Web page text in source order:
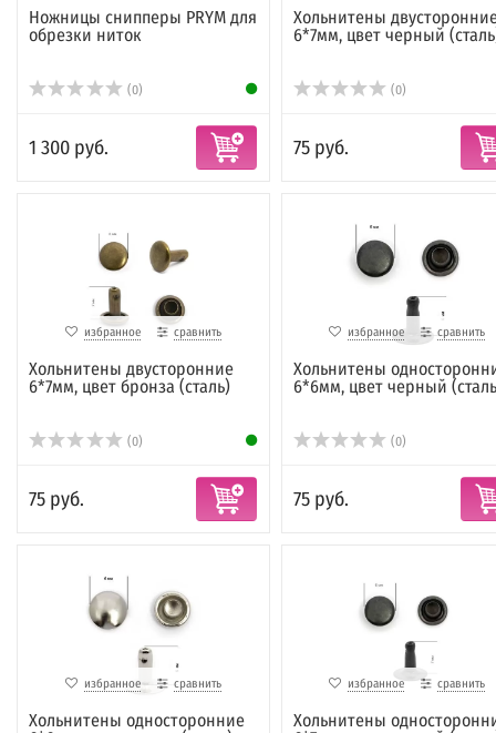
Ножницы снипперы PRYM для
обрезки ниток
(0)
1 300 руб.
Хольнитены
6*7мм, цвет черный
(0)
75 руб.
избранное сравнить
Хольнитены двусторонние
6*7мм, цвет бронза (сталь)
(0)
75 руб.
избранное сравнить
Хольнитены
6*6мм, цвет черный
(0)
75 руб.
избранное сравнить
Хольнитены односторонние
избранное сравнить
Хольнитены